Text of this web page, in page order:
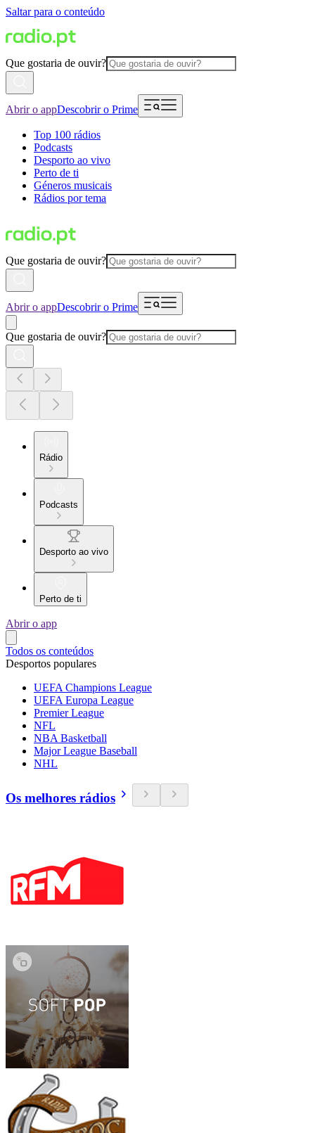
Saltar para o conteúdo
Que gostaria de ouvir?
Abrir o appDescobrir o Prime
Top 100 rádios
Podcasts
Desporto ao vivo
Perto de ti
Géneros musicais
Rádios por tema
Que gostaria de ouvir?
Abrir o appDescobrir o Prime
Que gostaria de ouvir?
Rádio
Podcasts
Desporto ao vivo
Perto de ti
Abrir o app
Todos os conteúdos
Desportos populares
UEFA Champions League
UEFA Europa League
Premier League
NFL
NBA Basketball
Major League Baseball
NHL
Os melhores rádios